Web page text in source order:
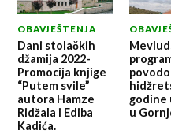
OBAVJEŠTENJA
Dani stolačkih
džamija 2022-
Promocija knjige
“Putem svile”
autora Hamze
Ridžala i Ediba
Kadića.
godine
u